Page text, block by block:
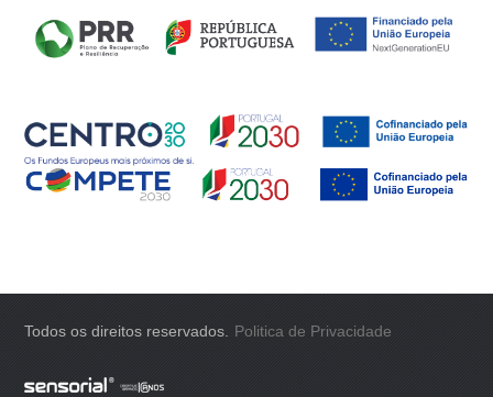
Todos os direitos reservados. Politica de Privacidade